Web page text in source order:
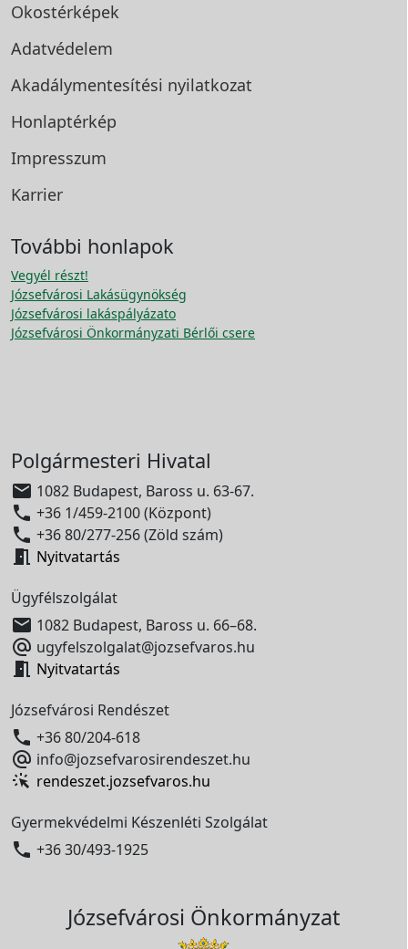
Okostérképek
Adatvédelem
Akadálymentesítési nyilatkozat
Honlaptérkép
Impresszum
Karrier
További honlapok
Vegyél részt!
Józsefvárosi Lakásügynökség
Józsefvárosi lakáspályázato
Józsefvárosi Önkormányzati Bérlői csere
Polgármesteri Hivatal
 1082 Budapest, Baross u. 63-67.
 +36 1/459-2100 (Központ)
 +36 80/277-256 (Zöld szám)
 Nyitvatartás
Ügyfélszolgálat
 1082 Budapest, Baross u. 66–68.
 ugyfelszolgalat@jozsefvaros.hu
 Nyitvatartás
Józsefvárosi Rendészet
 +36 80/204-618
 info@jozsefvarosirendeszet.hu
rendeszet.jozsefvaros.hu
Gyermekvédelmi Készenléti Szolgálat
 +36 30/493-1925
Józsefvárosi Önkormányzat